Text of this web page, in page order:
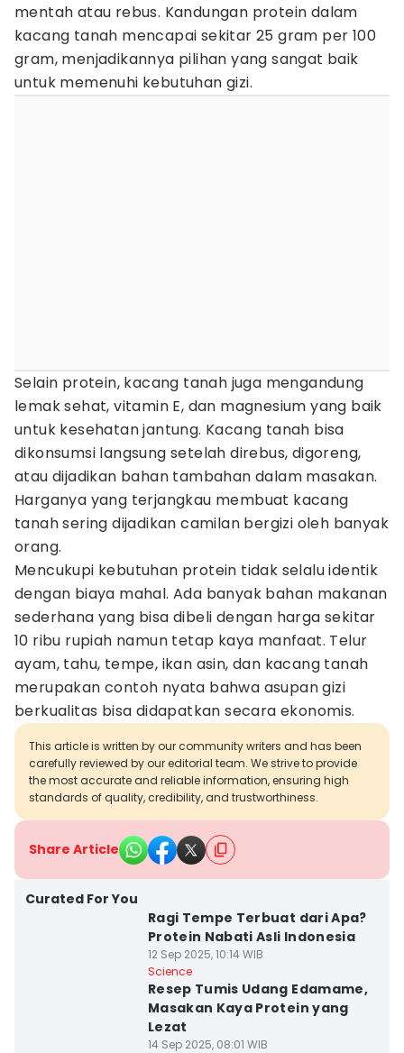
mentah atau rebus. Kandungan protein dalam
kacang tanah mencapai sekitar 25 gram per 100
gram, menjadikannya pilihan yang sangat baik
untuk memenuhi kebutuhan gizi.
Selain protein, kacang tanah juga mengandung
lemak sehat, vitamin E, dan magnesium yang baik
untuk kesehatan jantung. Kacang tanah bisa
dikonsumsi langsung setelah direbus, digoreng,
atau dijadikan bahan tambahan dalam masakan.
Harganya yang terjangkau membuat kacang
tanah sering dijadikan camilan bergizi oleh banyak
orang.
Mencukupi kebutuhan protein tidak selalu identik
dengan biaya mahal. Ada banyak bahan makanan
sederhana yang bisa dibeli dengan harga sekitar
10 ribu rupiah namun tetap kaya manfaat. Telur
ayam, tahu, tempe, ikan asin, dan kacang tanah
merupakan contoh nyata bahwa asupan gizi
berkualitas bisa didapatkan secara ekonomis.
This article is written by our community writers and has been
carefully reviewed by our editorial team. We strive to provide
the most accurate and reliable information, ensuring high
standards of quality, credibility, and trustworthiness.
Share Article
Curated For You
Ragi Tempe Terbuat dari Apa?
Protein Nabati Asli Indonesia
12 Sep 2025, 10:14 WIB
Science
Resep Tumis Udang Edamame,
Masakan Kaya Protein yang
Lezat
14 Sep 2025, 08:01 WIB